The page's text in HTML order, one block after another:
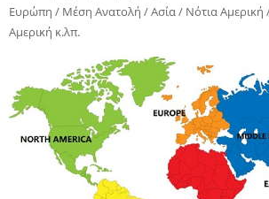
Ευρώπη / Μέση Ανατολή / Ασία / Νότια
Αμερική κ.λπ.